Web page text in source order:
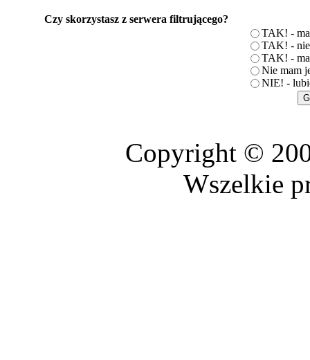
Czy skorzystasz z serwera filtrującego?
TAK! -
TAK! -
TAK! -
Nie mam
NIE! -
Copyright ©
Wszelkie